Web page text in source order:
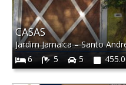
CASAS
Jardim Jamaica–Santo
6
5 5